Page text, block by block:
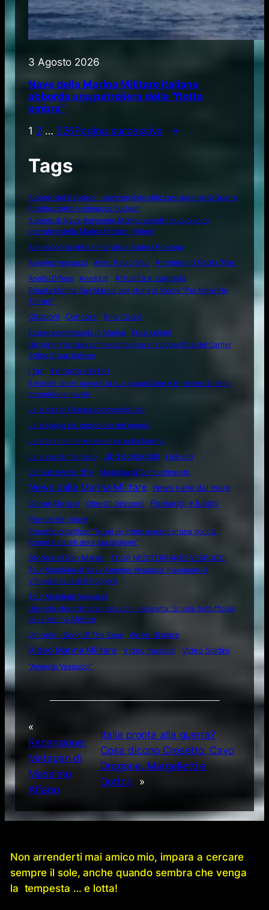
3 Agosto 2026
Nave della Marina Militare italiana
abborda una petroliera della “flotta
ombra”
1 2 … 526Pagina successiva →
Tags
A bordo del Dandolo il sommergibile utilizzato durante la Guerra
Fredda contro le minacce nucleari
A bordo di Nave Raimondo Montecuccoli il nuovo volto
operativo della Marina Militare (Video)
Alla scoperta del sommergibile Andrea Provana
Amerigo Vespucci
Amm. Paolo Treu
Ammiraglio Paolo Treu
Analisi Difesa
Aneddoti Attualità e curiosità
Brigata Marina San Marco: una storia di Valore "Per Mare Per
Terram"
Citazioni
Concorsi
Ente Circoli
Essere commissario in Marina
Frasi celebri
Gli highlights della prima campagna in Indopacifico del Carrier
Strike Group italiano
I fari
Il mondo dei fari
Il motore diesel navale: la sua apparizione e le necessità della
propulsione navale
La scelta di Giorgia sommergibilista
La spiaggia più pericolosa del mondo
La storia nel nome delle navi della Marina
La voce del marinaio
Libri consigliati Link utili
Lo sapevate che Medicina di Combattimento
News dalla Marina Militare
news varie dal mare
Ocean4future
Oltre Gli Orizzonti
Paesaggi e luoghi
Poesie del mare
Progetto didattico: “Tu sei un intero oceano in una goccia.
Rompi le pareti della tua prigione”
Storia del San Marco
TOUR MEDITERRANEO VESPUCCI
Tour Mondiale di Nave Amerigo Vespucci: inaugurato il
Villaggio Italia di Singapore
Tour Mondiale Vespucci
Una vita straordinaria inizia con una scelta: Scuola Sottufficiali
della Marina Militare
Vangelis – Song Of The Seas
Video di mare
Video Marina Militare Video musicali
Video Soldini
“Amerigo Vespucci”
«
Recensione:
Matapan di
Massimo
Alfano
Italia pronta alla guerra?
Cosa dicono Crosetto, Cavo
Dragone, Margelletti e
Dottori
»
Non arrenderti mai amico mio, impara a cercare
sempre il sole, anche quando sembra che venga
la tempesta … e lotta!